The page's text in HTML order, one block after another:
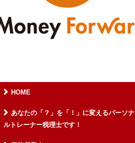
HOME
あなたの「？」を「！」に変えるパーソナ
ルトレーナー税理士です！